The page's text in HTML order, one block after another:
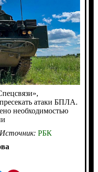
атаки БПЛА.
необходимостью
Источник: РБК